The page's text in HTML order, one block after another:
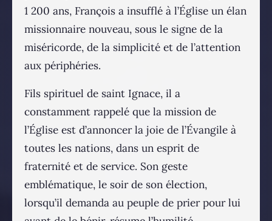
1 200 ans, François a insufflé à l’Église un élan
missionnaire nouveau, sous le signe de la
miséricorde, de la simplicité et de l’attention
aux périphéries.
Fils spirituel de saint Ignace, il a
constamment rappelé que la mission de
l’Église est d’annoncer la joie de l’Évangile à
toutes les nations, dans un esprit de
fraternité et de service. Son geste
emblématique, le soir de son élection,
lorsqu’il demanda au peuple de prier pour lui